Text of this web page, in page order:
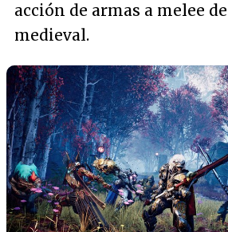
acción de armas a melee
medieval.